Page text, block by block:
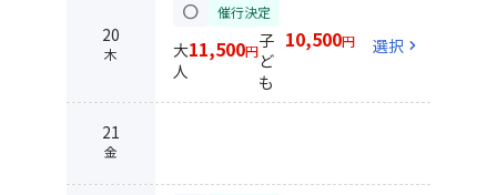
20
木
circle 催行決定
大
人
11,500円子
ど
も
10,500円 選択 chevron_right
21
金